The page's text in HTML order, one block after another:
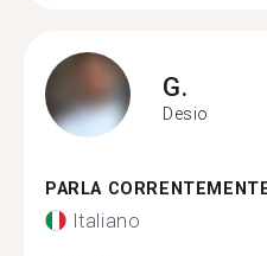
G.
Desio
PARLA
Italiano